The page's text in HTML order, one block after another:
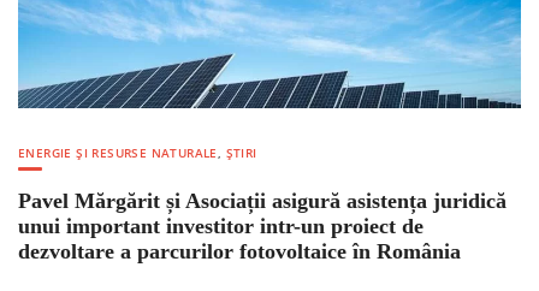
ENERGIE ȘI RESURSE NATURALE, ȘTIRI
Pavel Mărgărit și Asociații asigură asistența juridică
unui important investitor intr-un proiect de
dezvoltare a parcurilor fotovoltaice în România